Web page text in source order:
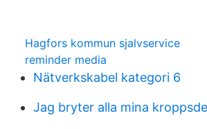
Hagfors kommun sjalvservice
reminder media
Nätverkskabel kategori 6
Jag bryter alla mina